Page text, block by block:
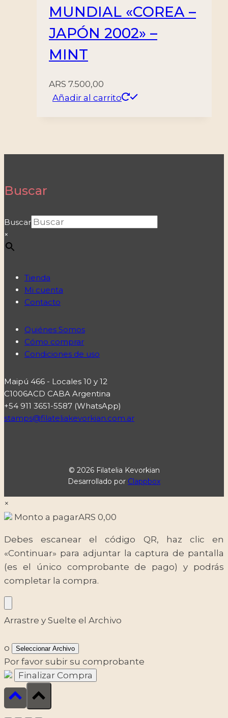
MUNDIAL «COREA –
JAPÓN 2002» –
MINT
ARS 7.500,00
Añadir al carrito
Buscar
Buscar
×
Tienda
Mi cuenta
Contacto
Quiénes Somos
Cómo comprar
Condiciones de uso
Maipú 466 - Locales 10 y 12
C1006ACD CABA Argentina
+54 911 3651-5587 (WhatsApp)
stamps@filateliakevorkian.com.ar
© 2026 Filatelia Kevorkian
Desarrollado por Clappbox
×
Monto a pagarARS 0,00
Debes escanear el código QR, haz clic en
«Continuar» para adjuntar la captura de pantalla
(es el único comprobante de pago) y podrás
completar la compra.
Arrastre y Suelte el Archivo
o Seleccionar Archivo
Por favor subir su comprobante